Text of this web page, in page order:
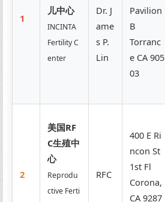
1
儿中心
INCINTA
Fertility C
enter
Dr. J
ame
s P.
Lin
Pavilion
B
Torranc
e CA 905
03
2
美国RF
C生殖中
心
Reprodu
ctive Ferti
RFC
400 E Ri
ncon St
1st Fl
Corona,
CA 9287